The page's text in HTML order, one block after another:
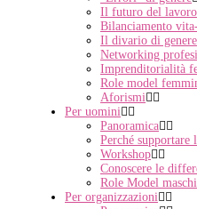
Il futuro del lavoro
Bilanciamento
Il divario di genere
Networking
Imprenditorialità
Role model
Aforismi
Per uomini
Panoramica
Perché supportare
Workshop
Conoscere le
Role Model
Per organizzazioni